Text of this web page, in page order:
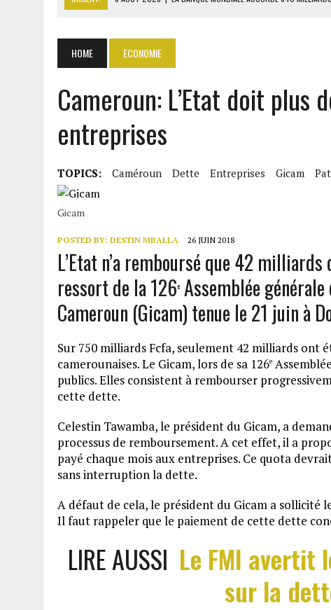
6 AOÛT 2026 | CÔTE D’IVOIRE-UE : 1 074 LIGNES TARIFAIRES DANS LA 4E
LA BANQUE MONDIALE ACCORDE 340 MILLIARDS FCFA AU
HOME ECONOMIE
Cameroun: L’Etat doit
entreprises
TOPICS: Caméroun Dette Entreprises Gicam
Gicam
POSTED BY: DESTIN MBALLA 26 JUIN 2018
L’Etat n’a remboursé que 42
ressort de la 126e Assemblée
Cameroun (Gicam) tenue le 21 juin à
Sur 750 milliards Fcfa, seulement 42 milliards ont
camerounaises. Le Gicam, lors de sa 126e
publics. Elles consistent à rembourser
cette dette.
Celestin Tawamba, le président du Gicam, a
processus de remboursement. A cet effet, il a
payé chaque mois aux entreprises. Ce quota
sans interruption la dette.
A défaut de cela, le président du Gicam a sollicité
Il faut rappeler que le paiement de cette dette
LIRE AUSSI Le FMI avertit
sur la